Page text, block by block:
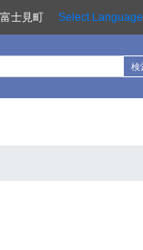
士見町 Select Language